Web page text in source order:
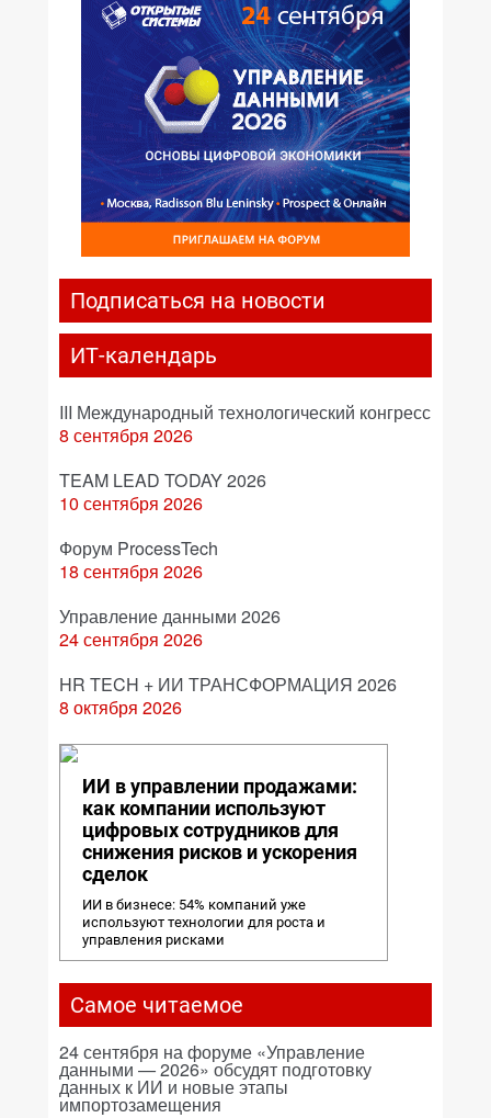
Подписаться на новости
ИТ-календарь
III Международный технологический конгресс
8 сентября 2026
TEAM LEAD TODAY 2026
10 сентября 2026
Форум ProcessTech
18 сентября 2026
Управление данными 2026
24 сентября 2026
HR TECH + ИИ ТРАНСФОРМАЦИЯ 2026
8 октября 2026
ИИ в управлении продажами:
как компании используют
цифровых сотрудников для
снижения рисков и ускорения
сделок
ИИ в бизнесе: 54% компаний уже
используют технологии для роста и
управления рисками
Самое читаемое
24 сентября на форуме «Управление
данными — 2026» обсудят подготовку
данных к ИИ и новые этапы
импортозамещения